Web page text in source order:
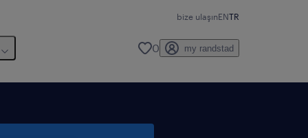
bize ulaşınENTR
0 my randstad